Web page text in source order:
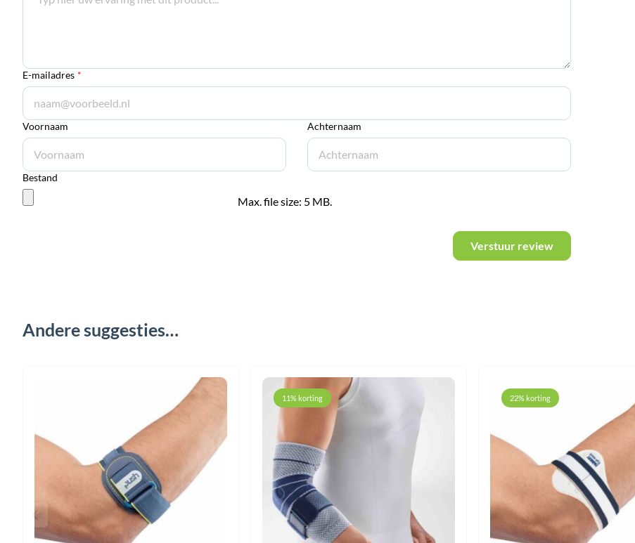
E-mailadres *
Voornaam Achternaam
Bestand
Max. file size: 5 MB.
Verstuur review
Andere suggesties…
11% korting 22% korting